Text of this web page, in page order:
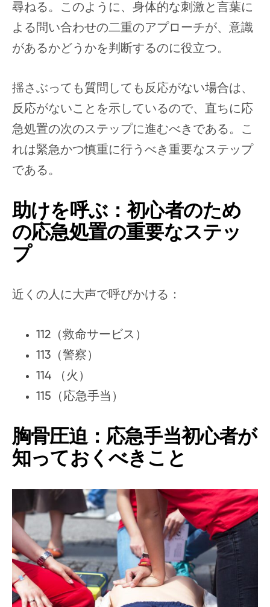
尋ねる。このように、身体的な刺激と言葉に
よる問い合わせの二重のアプローチが、意識
があるかどうかを判断するのに役立つ。
揺さぶっても質問しても反応がない場合は、
反応がないことを示しているので、直ちに応
急処置の次のステップに進むべきである。こ
れは緊急かつ慎重に行うべき重要なステップ
である。
助けを呼ぶ：初心者のため
の応急処置の重要なステッ
プ
近くの人に大声で呼びかける：
112（救命サービス）
113（警察）
114 （火）
115（応急手当）
胸骨圧迫：応急手当初心者が
知っておくべきこと